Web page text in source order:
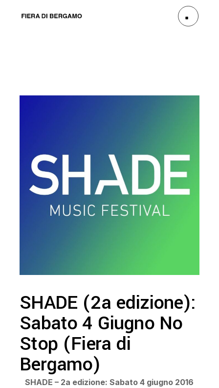
SHADE (2a edizione):
Sabato 4 Giugno No
Stop (Fiera di
Bergamo)
SHADE – 2a edizione: Sabato 4 giugno 2016